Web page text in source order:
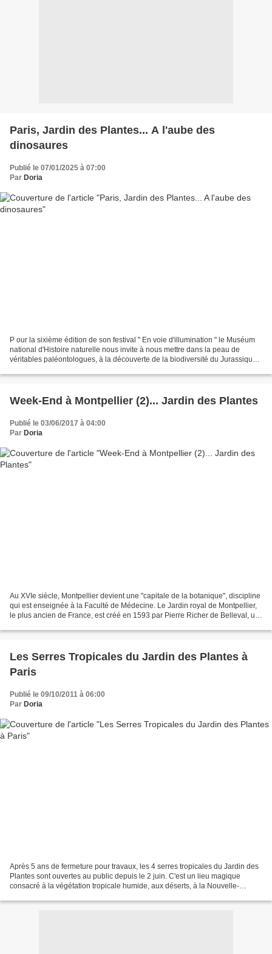
Paris, Jardin des Plantes... A l'aube des
dinosaures
Publié le 07/01/2025 à 07:00
Par Doria
P our la sixième édition de son festival " En voie d'illumination " le Muséum
national d'Histoire naturelle nous invite à nous mettre dans la peau de
véritables paléontologues, à la découverte de la biodiversité du Jurassique.
Week-End à Montpellier (2)... Jardin des Plantes
Publié le 03/06/2017 à 04:00
Par Doria
Au XVIe siècle, Montpellier devient une "capitale de la botanique", discipline
qui est enseignée à la Faculté de Médecine. Le Jardin royal de Montpellier,
le plus ancien de France, est créé en 1593 par Pierre Richer de Belleval, un
Les Serres Tropicales du Jardin des Plantes à
Paris
Publié le 09/10/2011 à 06:00
Par Doria
Après 5 ans de fermeture pour travaux, les 4 serres tropicales du Jardin des
Plantes sont ouvertes au public depuis le 2 juin. C'est un lieu magique
consacré à la végétation tropicale humide, aux déserts, à la Nouvelle-